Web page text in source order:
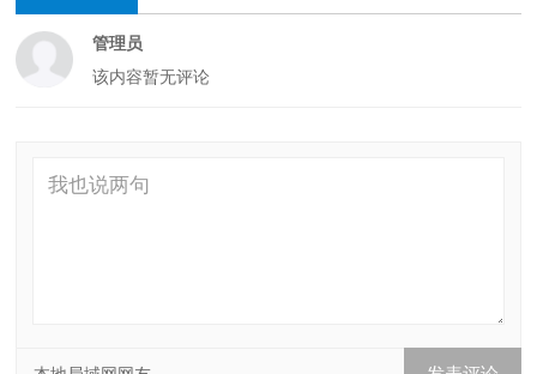
管理员
该内容暂无评论